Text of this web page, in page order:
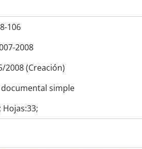
106
2008
2008 (Creación)
simple
Hojas:33;